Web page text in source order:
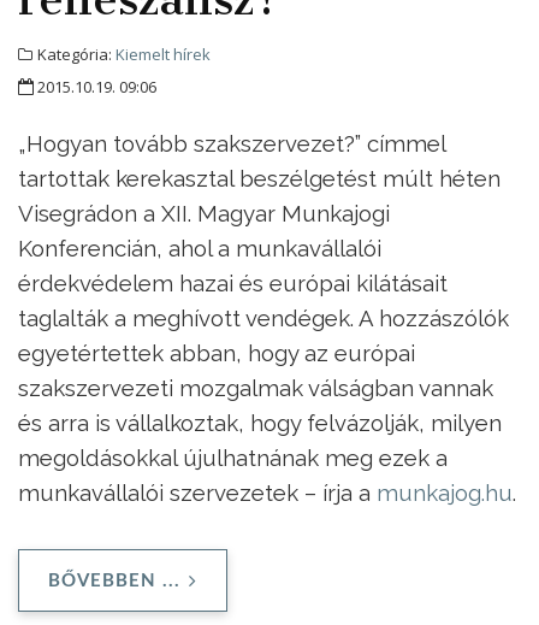
Kategória: Kiemelt hírek
2015.10.19. 09:06
„Hogyan tovább szakszervezet?” címmel
tartottak kerekasztal beszélgetést múlt héten
Visegrádon a XII. Magyar Munkajogi
Konferencián, ahol a munkavállalói
érdekvédelem hazai és európai kilátásait
taglalták a meghívott vendégek. A hozzászólók
egyetértettek abban, hogy az európai
szakszervezeti mozgalmak válságban vannak
és arra is vállalkoztak, hogy felvázolják, milyen
megoldásokkal újulhatnának meg ezek a
munkavállalói szervezetek – írja a munkajog.hu.
BŐVEBBEN ...